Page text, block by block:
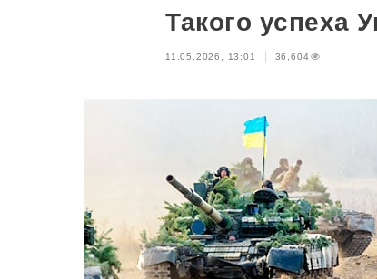
Такого успеха
11.05.2026, 13:01 36,604